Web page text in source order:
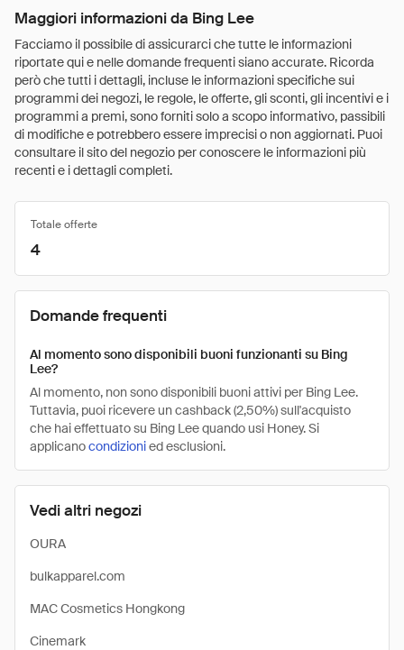
Maggiori informazioni da Bing Lee
Facciamo il possibile di assicurarci che tutte le informazioni
riportate qui e nelle domande frequenti siano accurate. Ricorda
però che tutti i dettagli, incluse le informazioni specifiche sui
programmi dei negozi, le regole, le offerte, gli sconti, gli incentivi e i
programmi a premi, sono forniti solo a scopo informativo, passibili
di modifiche e potrebbero essere imprecisi o non aggiornati. Puoi
consultare il sito del negozio per conoscere le informazioni più
recenti e i dettagli completi.
Vedi altri negozi
OURA
bulkapparel.com
MAC Cosmetics Hongkong
Cinemark
Totale offerte
4
Domande frequenti
Al momento sono disponibili buoni funzionanti su Bing
Lee?
Al momento, non sono disponibili buoni attivi per Bing Lee.
Tuttavia, puoi ricevere un cashback (2,50%) sull'acquisto
che hai effettuato su Bing Lee quando usi Honey. Si
applicanocondizionied esclusioni.